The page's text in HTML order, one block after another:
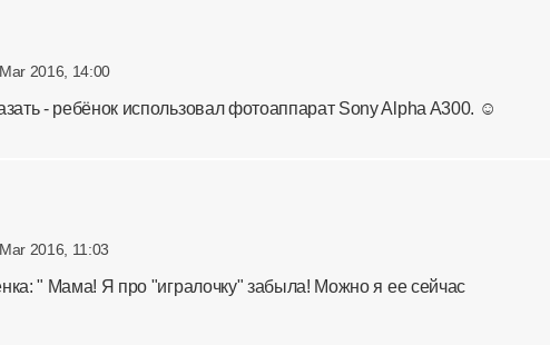
2016, 14:00
- ребёнок использовал фотоаппарат Sony Alpha A300. ☺
2016, 11:03
" Мама! Я про "игралочку" забыла! Можно я ее сейчас